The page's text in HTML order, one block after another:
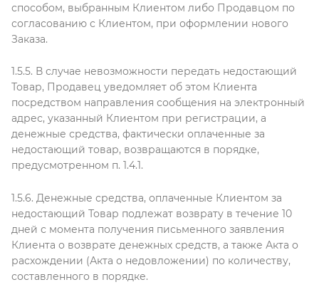
способом, выбранным Клиентом либо Продавцом по
согласованию с Клиентом, при оформлении нового
Заказа.
1.5.5. В случае невозможности передать недостающий
Товар, Продавец уведомляет об этом Клиента
посредством направления сообщения на электронный
адрес, указанный Клиентом при регистрации, а
денежные средства, фактически оплаченные за
недостающий товар, возвращаются в порядке,
предусмотренном п. 1.4.1.
1.5.6. Денежные средства, оплаченные Клиентом за
недостающий Товар подлежат возврату в течение 10
дней с момента получения письменного заявления
Клиента о возврате денежных средств, а также Акта о
расхождении (Акта о недовложении) по количеству,
составленного в порядке.